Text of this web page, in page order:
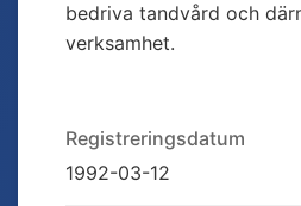
bedriva tandvård och
verksamhet.
Registreringsdatum
1992-03-12